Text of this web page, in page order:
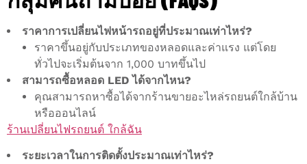
ราคาการเปลี่ยนไฟหน้ารถอยู่ที่ประมาณเท่าไหร่?
ราคาขึ้นอยู่กับประเภทของหลอดและค่าแรง แต่โดย
ทั่วไปจะเริ่มต้นจาก 1,000 บาทขึ้นไป
สามารถซื้อหลอด LED ได้จากไหน?
คุณสามารถหาซื้อได้จากร้านขายอะไหล่รถยนต์ใกล้บ้าน
หรือออนไลน์
ร้านเปลี่ยนไฟรถยนต์ ใกล้ฉัน
ระยะเวลาในการติดตั้งประมาณเท่าไหร่?